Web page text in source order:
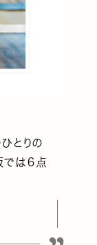
とりの
では６点